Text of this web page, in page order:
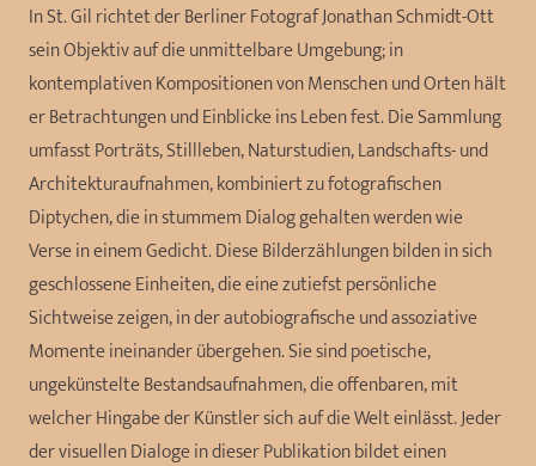
In St. Gil richtet der Berliner Fotograf Jonathan Schmidt-Ott
sein Objektiv auf die unmittelbare Umgebung; in
kontemplativen Kompositionen von Menschen und Orten hält
er Betrachtungen und Einblicke ins Leben fest. Die Sammlung
umfasst Porträts, Stillleben, Naturstudien, Landschafts- und
Architekturaufnahmen, kombiniert zu fotografischen
Diptychen, die in stummem Dialog gehalten werden wie
Verse in einem Gedicht. Diese Bilderzählungen bilden in sich
geschlossene Einheiten, die eine zutiefst persönliche
Sichtweise zeigen, in der autobiografische und assoziative
Momente ineinander übergehen. Sie sind poetische,
ungekünstelte Bestandsaufnahmen, die offenbaren, mit
welcher Hingabe der Künstler sich auf die Welt einlässt. Jeder
der visuellen Dialoge in dieser Publikation bildet einen